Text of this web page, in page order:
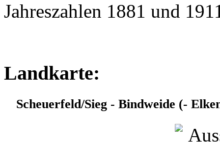
Jahreszahlen 1881 und
Landkarte:
Scheuerfeld/Sieg - Bindweide (-